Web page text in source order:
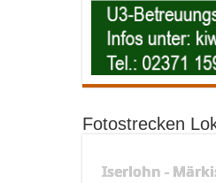
Fotostrecken
Iserlohn -